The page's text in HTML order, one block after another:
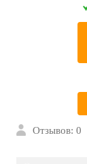
Отзывов: 0